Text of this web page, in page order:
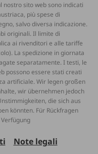
nostro sito web sono indicati
più spese di
salvo diversa indicazione.
originali. Il limite di
ai rivenditori e alle tariffe
La spedizione in giornata
separatamente. I testi, le
possono essere stati creati
artificiale. Wir legen großen
wir übernehmen jedoch
die sich aus
könnten. Für Rückfragen
Note legali